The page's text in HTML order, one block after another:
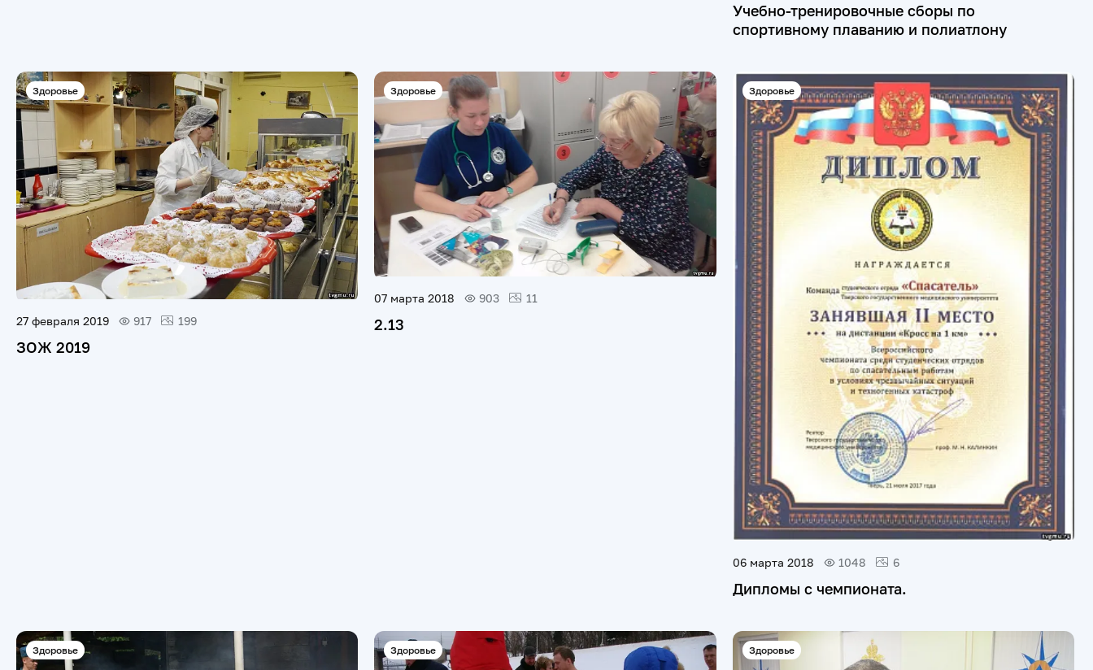
Учебно-тренировочные сборы по
спортивному плаванию и полиатлону
Здоровье
27 февраля 2019 917 199
ЗОЖ 2019
Здоровье
07 марта 2018 903 11
2.13
Здоровье
06 марта 2018 1048 6
Дипломы с чемпионата.
Здоровье Здоровье Здоровье